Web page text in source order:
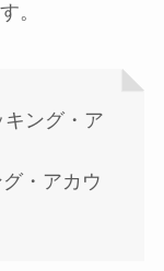
。
ング・ア
・アカウ